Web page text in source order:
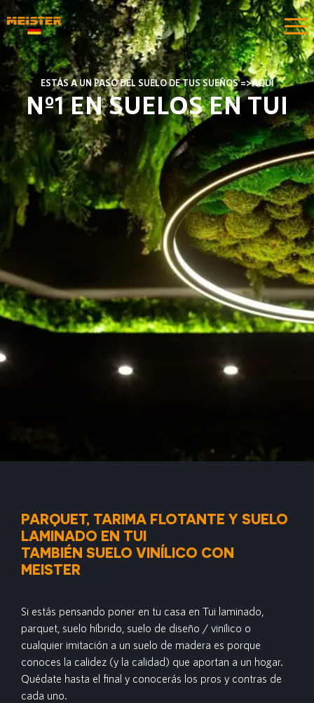
ESTÁS A UN PASO DEL SUELO DE TUS SUEÑOS =>AQUÍ
Nº1 EN SUELOS EN TUI
PARQUET, TARIMA FLOTANTE Y SUELO
LAMINADO EN TUI
TAMBIÉN SUELO VINÍLICO CON
MEISTER
Si estás pensando poner en tu casa en Tui laminado,
parquet, suelo híbrido, suelo de diseño / vinílico o
cualquier imitación a un suelo de madera es porque
conoces la calidez (y la calidad) que aportan a un hogar.
Quédate hasta el final y conocerás los pros y contras de
cada uno.